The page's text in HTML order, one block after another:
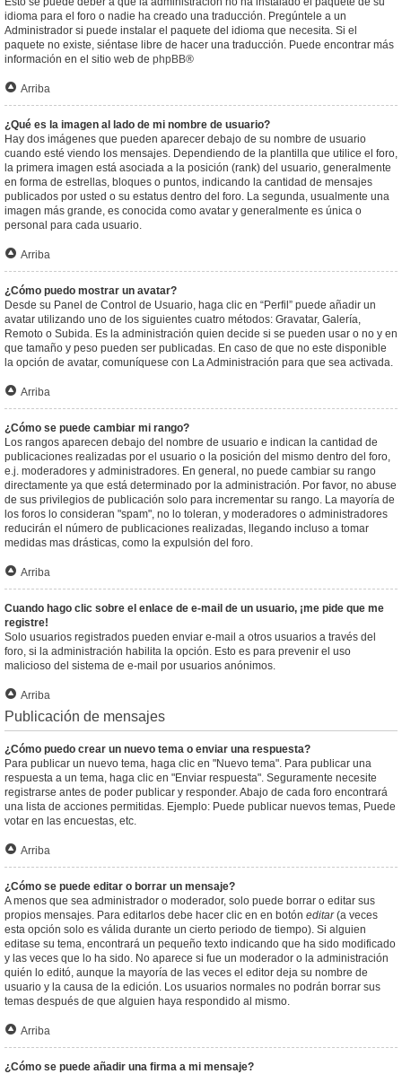
idioma para el foro o nadie ha creado una traducción. Pregúntele a un
Administrador si puede instalar el paquete del idioma que necesita. Si el
paquete no existe, siéntase libre de hacer una traducción. Puede encontrar más
información en el sitio web de phpBB®
Arriba
¿Qué es la imagen al lado de mi nombre de usuario?
Hay dos imágenes que pueden aparecer debajo de su nombre de usuario
cuando esté viendo los mensajes. Dependiendo de la plantilla que utilice el foro,
la primera imagen está asociada a la posición (rank) del usuario, generalmente
en forma de estrellas, bloques o puntos, indicando la cantidad de mensajes
publicados por usted o su estatus dentro del foro. La segunda, usualmente una
imagen más grande, es conocida como avatar y generalmente es única o
personal para cada usuario.
Arriba
¿Cómo puedo mostrar un avatar?
Desde su Panel de Control de Usuario, haga clic en “Perfil” puede añadir un
avatar utilizando uno de los siguientes cuatro métodos: Gravatar, Galería,
Remoto o Subida. Es la administración quien decide si se pueden usar o no y en
que tamaño y peso pueden ser publicadas. En caso de que no este disponible
la opción de avatar, comuníquese con La Administración para que sea activada.
Arriba
¿Cómo se puede cambiar mi rango?
Los rangos aparecen debajo del nombre de usuario e indican la cantidad de
publicaciones realizadas por el usuario o la posición del mismo dentro del foro,
e.j. moderadores y administradores. En general, no puede cambiar su rango
directamente ya que está determinado por la administración. Por favor, no abuse
de sus privilegios de publicación solo para incrementar su rango. La mayoría de
los foros lo consideran "spam", no lo toleran, y moderadores o administradores
reducirán el número de publicaciones realizadas, llegando incluso a tomar
medidas mas drásticas, como la expulsión del foro.
Arriba
Cuando hago clic sobre el enlace de e-mail de un usuario, ¡me pide que me
registre!
Solo usuarios registrados pueden enviar e-mail a otros usuarios a través del
foro, si la administración habilita la opción. Esto es para prevenir el uso
malicioso del sistema de e-mail por usuarios anónimos.
Arriba
Publicación de mensajes
¿Cómo puedo crear un nuevo tema o enviar una respuesta?
Para publicar un nuevo tema, haga clic en "Nuevo tema". Para publicar una
respuesta a un tema, haga clic en "Enviar respuesta". Seguramente necesite
registrarse antes de poder publicar y responder. Abajo de cada foro encontrará
una lista de acciones permitidas. Ejemplo: Puede publicar nuevos temas, Puede
votar en las encuestas, etc.
Arriba
¿Cómo se puede editar o borrar un mensaje?
A menos que sea administrador o moderador, solo puede borrar o editar sus
propios mensajes. Para editarlos debe hacer clic en en botón editar(a veces
esta opción solo es válida durante un cierto periodo de tiempo). Si alguien
editase su tema, encontrará un pequeño texto indicando que ha sido modificado
y las veces que lo ha sido. No aparece si fue un moderador o la administración
quién lo editó, aunque la mayoría de las veces el editor deja su nombre de
usuario y la causa de la edición. Los usuarios normales no podrán borrar sus
temas después de que alguien haya respondido al mismo.
Arriba
¿Cómo se puede añadir una firma a mi mensaje?